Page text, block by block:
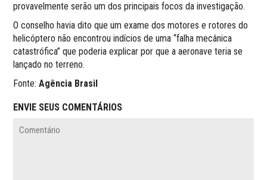
provavelmente serão um dos principais focos da investigação.
O conselho havia dito que um exame dos motores e rotores do
helicóptero não encontrou indícios de uma “falha mecânica
catastrófica” que poderia explicar por que a aeronave teria se
lançado no terreno.
Fonte: Agência Brasil
ENVIE SEUS COMENTÁRIOS